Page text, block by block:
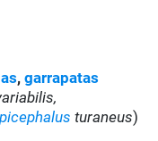
,garrapatas
turaneus)